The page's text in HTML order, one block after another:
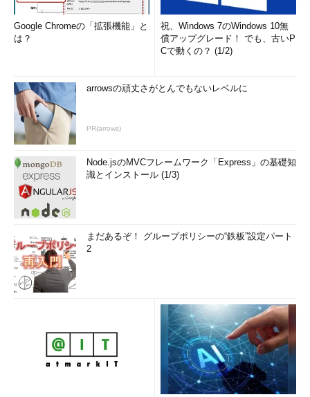
Google Chromeの「拡張機能」と
は？
祝、Windows 7のWindows 10無
償アップグレード！ でも、古いP
Cで動くの？ (1/2)
arrowsの頑丈さがとんでもないレベルに
PR(arrows)
Node.jsのMVCフレームワーク「Express」の基礎知
識とインストール (1/3)
まだあるぞ！ グループポリシーの“鉄板”設定パート
2